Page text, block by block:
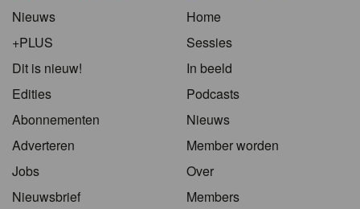
Nieuws
+PLUS
Dit is nieuw!
Edities
Abonnementen
Adverteren
Jobs
Nieuwsbrief
Home
Sessies
In beeld
Podcasts
Nieuws
Member worden
Over
Members